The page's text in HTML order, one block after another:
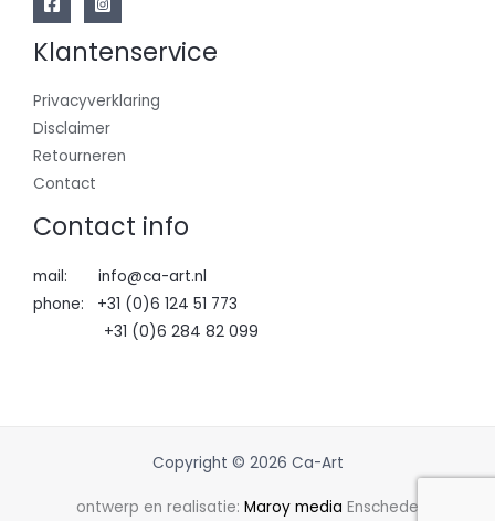
Klantenservice
Privacyverklaring
Disclaimer
Retourneren
Contact
Contact info
mail: info@ca-art.nl
phone: +31 (0)6 124 51 773
+31 (0)6 284 82 099
Copyright © 2026 Ca-Art
ontwerp en realisatie: Maroy media Enschede